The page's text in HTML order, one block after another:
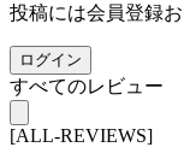
投稿には会員登録
ログイン
すべてのレビュー
[ALL-REVIEWS]